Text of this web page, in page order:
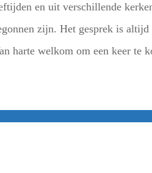
en uit verschillende
zijn. Het gesprek is
harte welkom om een keer te